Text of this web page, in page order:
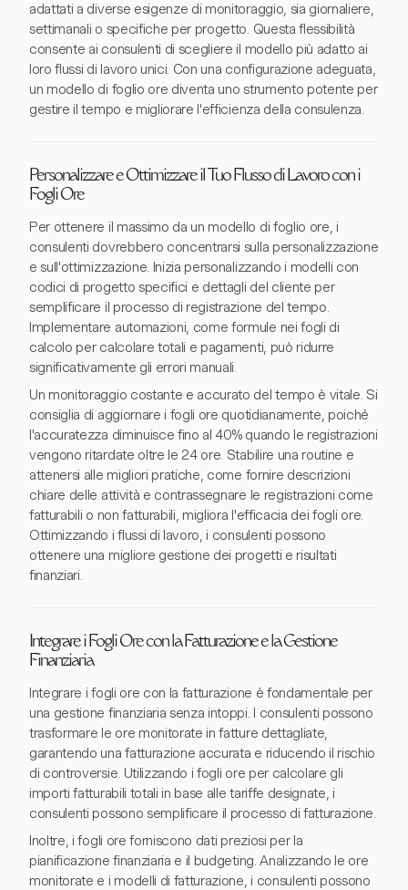
adattati a diverse esigenze di monitoraggio, sia giornaliere,
settimanali o specifiche per progetto. Questa flessibilità
consente ai consulenti di scegliere il modello più adatto ai
loro flussi di lavoro unici. Con una configurazione adeguata,
un modello di foglio ore diventa uno strumento potente per
gestire il tempo e migliorare l'efficienza della consulenza.
Personalizzare e Ottimizzare il Tuo Flusso di Lavoro con i
Fogli Ore
Per ottenere il massimo da un modello di foglio ore, i
consulenti dovrebbero concentrarsi sulla personalizzazione
e sull'ottimizzazione. Inizia personalizzando i modelli con
codici di progetto specifici e dettagli del cliente per
semplificare il processo di registrazione del tempo.
Implementare automazioni, come formule nei fogli di
calcolo per calcolare totali e pagamenti, può ridurre
significativamente gli errori manuali.
Un monitoraggio costante e accurato del tempo è vitale. Si
consiglia di aggiornare i fogli ore quotidianamente, poiché
l'accuratezza diminuisce fino al 40% quando le registrazioni
vengono ritardate oltre le 24 ore. Stabilire una routine e
attenersi alle migliori pratiche, come fornire descrizioni
chiare delle attività e contrassegnare le registrazioni come
fatturabili o non fatturabili, migliora l'efficacia dei fogli ore.
Ottimizzando i flussi di lavoro, i consulenti possono
ottenere una migliore gestione dei progetti e risultati
finanziari.
Integrare i Fogli Ore con la Fatturazione e la Gestione
Finanziaria
Integrare i fogli ore con la fatturazione è fondamentale per
una gestione finanziaria senza intoppi. I consulenti possono
trasformare le ore monitorate in fatture dettagliate,
garantendo una fatturazione accurata e riducendo il rischio
di controversie. Utilizzando i fogli ore per calcolare gli
importi fatturabili totali in base alle tariffe designate, i
consulenti possono semplificare il processo di fatturazione.
Inoltre, i fogli ore forniscono dati preziosi per la
pianificazione finanziaria e il budgeting. Analizzando le ore
monitorate e i modelli di fatturazione, i consulenti possono